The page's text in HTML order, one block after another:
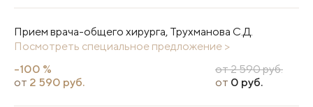
Прием врача-общего хирурга, Трухманова С.Д.
Посмотреть специальное предложение >
-100 %
от 2 590 руб.
от 2 590 руб.
от 0 руб.